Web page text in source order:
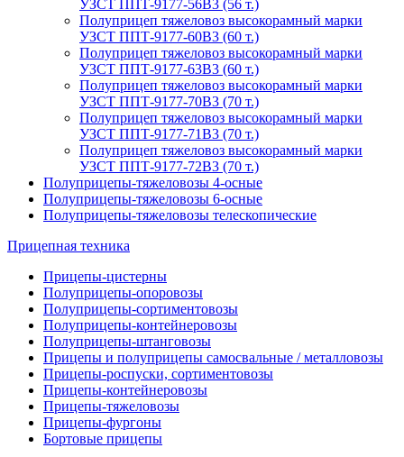
УЗСТ ППТ-9177-56В3 (56 т.)
Полуприцеп тяжеловоз высокорамный марки
УЗСТ ППТ-9177-60В3 (60 т.)
Полуприцеп тяжеловоз высокорамный марки
УЗСТ ППТ-9177-63В3 (60 т.)
Полуприцеп тяжеловоз высокорамный марки
УЗСТ ППТ-9177-70В3 (70 т.)
Полуприцеп тяжеловоз высокорамный марки
УЗСТ ППТ-9177-71В3 (70 т.)
Полуприцеп тяжеловоз высокорамный марки
УЗСТ ППТ-9177-72В3 (70 т.)
Полуприцепы-тяжеловозы 4-осные
Полуприцепы-тяжеловозы 6-осные
Полуприцепы-тяжеловозы телескопические
Прицепная техника
Прицепы-цистерны
Полуприцепы-опоровозы
Полуприцепы-сортиментовозы
Полуприцепы-контейнеровозы
Полуприцепы-штанговозы
Прицепы и полуприцепы самосвальные / металловозы
Прицепы-роспуски, сортиментовозы
Прицепы-контейнеровозы
Прицепы-тяжеловозы
Прицепы-фургоны
Бортовые прицепы